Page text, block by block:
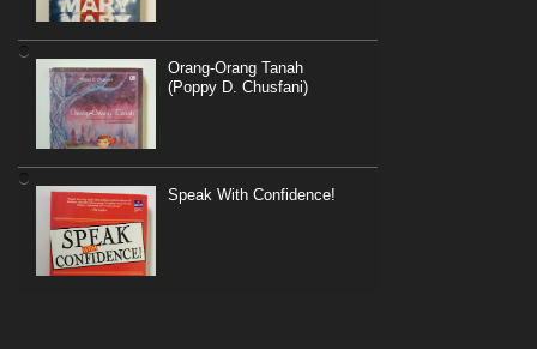
Orang-Orang Tanah
(Poppy D. Chusfani)
Speak With Confidence!